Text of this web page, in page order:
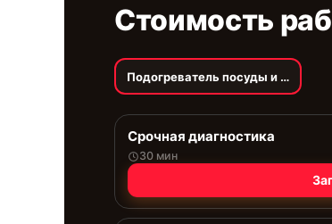
Стоимость
Подогреватель посуды и пищи
Срочная диагностика
30 мин